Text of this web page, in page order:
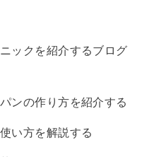
ックを紹介するブログ
ンの作り方を紹介する
い方を解説する